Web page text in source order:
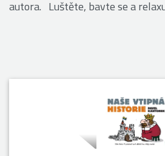
autora. Luštěte, bavte se a